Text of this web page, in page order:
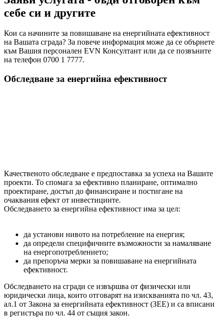
себе си и другите
Кои са начините за повишаване на енергийната ефективност
на Вашата сграда? За повече информация може да се обърнете
към Вашия персонален EVN Консултант или да се позвъните
на телефон 0700 1 7777.
Обследване за енергийна ефективност
Качественото обследване е предпоставка за успеха на Вашите
проекти. То спомага за ефективно планиране, оптимално
проектиране, достъп до финансиране и постигане на
очаквания ефект от инвестициите.
Обследването за енергийна ефективност има за цел:
да установи нивото на потребление на енергия;
да определи специфичните възможности за намаляване
на енергопотреблението;
да препоръча мерки за повишаване на енергийната
ефективност.
Обследването на сгради се извършва от физически или
юридически лица, които отговарят на изискванията по чл. 43,
ал.1 от Закона за енергийната ефективност (ЗЕЕ) и са вписани
в регистъра по чл. 44 от същия закон.